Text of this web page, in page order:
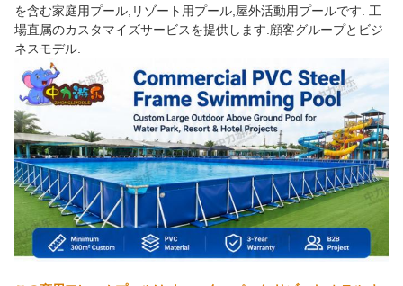
を含む家庭用プール,リゾート用プール,屋外活動用プールです. 工
場直属のカスタマイズサービスを提供します.顧客グループとビジ
ネスモデル.